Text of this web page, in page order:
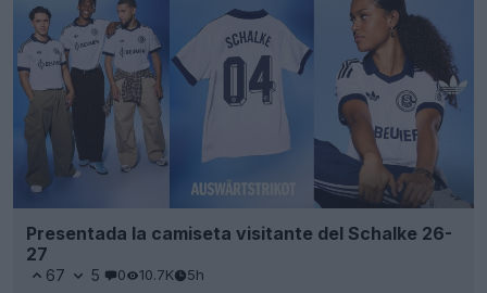
Presentada la camiseta visitante del Schalke 26-
27
67 5 0 10.7K 5h